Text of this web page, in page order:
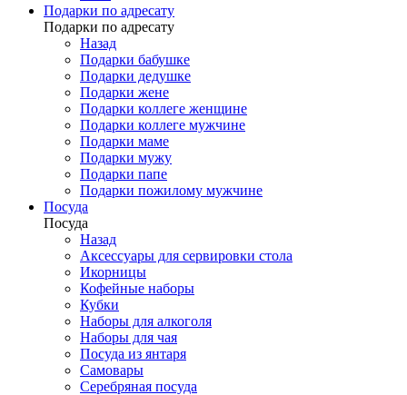
Подарки по адресату
Подарки по адресату
Назад
Подарки бабушке
Подарки дедушке
Подарки жене
Подарки коллеге женщине
Подарки коллеге мужчине
Подарки маме
Подарки мужу
Подарки папе
Подарки пожилому мужчине
Посуда
Посуда
Назад
Аксессуары для сервировки стола
Икорницы
Кофейные наборы
Кубки
Наборы для алкоголя
Наборы для чая
Посуда из янтаря
Самовары
Серебряная посуда